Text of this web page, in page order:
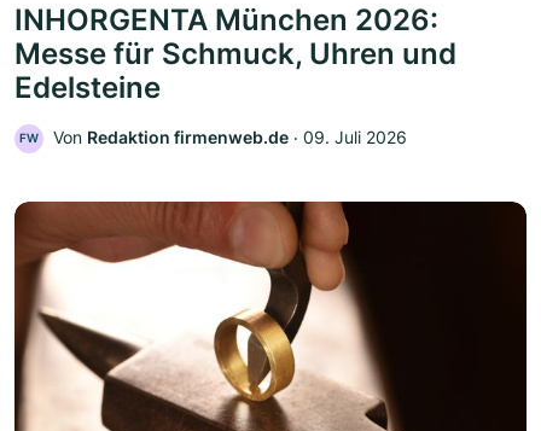
INHORGENTA München 2026:
Messe für Schmuck, Uhren und
Edelsteine
FW Von Redaktion firmenweb.de ‧ 09. Juli 2026